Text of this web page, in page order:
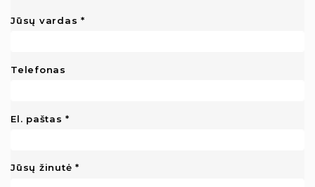
Jūsų vardas
Telefonas
El. paštas
Jūsų žinutė